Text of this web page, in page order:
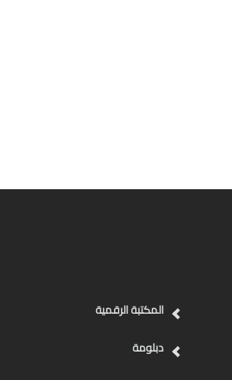
المكتبة الرقمية
دبلومة